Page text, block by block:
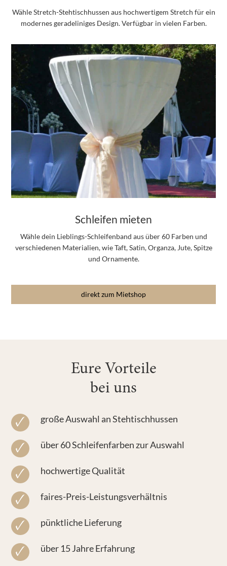
Wähle Stretch-Stehtischhussen aus hochwertigem Stretch für ein
modernes geradeliniges Design. Verfügbar in vielen Farben.
Schleifen mieten
Wähle dein Lieblings-Schleifenband aus über 60 Farben und
verschiedenen Materialien, wie Taft, Satin, Organza, Jute, Spitze
und Ornamente.
direkt zum Mietshop
Eure Vorteile
bei uns
große Auswahl an Stehtischhussen
über 60 Schleifenfarben zur Auswahl
hochwertige Qualität
faires-Preis-Leistungsverhältnis
pünktliche Lieferung
über 15 Jahre Erfahrung